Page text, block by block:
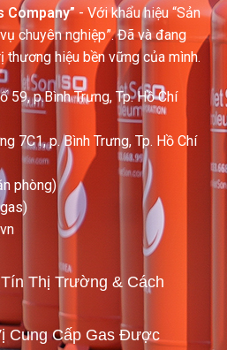
Company”- Với khẩu hiệu “Sản
chuyên nghiệp”. Đã và đang
hiệu bền vững của mình.
59, p.Bình Trưng, Tp. Hồ Chí
7C1, p. Bình Trưng, Tp. Hồ Chí
phòng)
Thị Trường & Cách
Cung Cấp Gas Được